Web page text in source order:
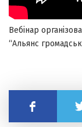
Вебінар
“Альянс